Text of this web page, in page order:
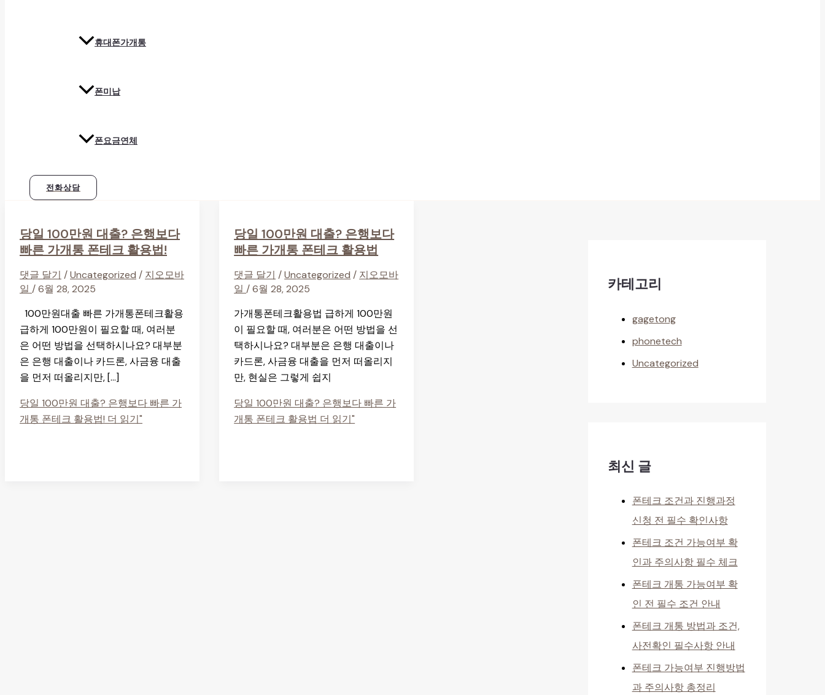
휴대폰가개통
폰미납
폰요금연체
전화상담
당일 100만원 대출? 은행보다
빠른 가개통 폰테크 활용법!
댓글 달기 /Uncategorized / 지오모바
일 /6월 28, 2025
100만원대출 빠른 가개통폰테크활용
급하게 100만원이 필요할 때, 여러분
은 어떤 방법을 선택하시나요? 대부분
은 은행 대출이나 카드론, 사금융 대출
을 먼저 떠올리지만, […]
당일 100만원 대출? 은행보다 빠른 가
개통 폰테크 활용법! 더 읽기"
당일 100만원 대출? 은행보다
빠른 가개통 폰테크 활용법
댓글 달기 /Uncategorized / 지오모바
일/6월 28, 2025
가개통폰테크활용법 급하게 100만원
이 필요할 때, 여러분은 어떤 방법을 선
택하시나요? 대부분은 은행 대출이나
카드론, 사금융 대출을 먼저 떠올리지
만, 현실은 그렇게 쉽지
당일 100만원 대출? 은행보다 빠른 가
개통 폰테크 활용법 더 읽기"
카테고리
gagetong
phonetech
Uncategorized
최신 글
폰테크 조건과 진행과정
신청 전 필수 확인사항
폰테크 조건 가능여부 확
인과 주의사항 필수 체크
폰테크 개통 가능여부 확
인 전 필수 조건 안내
폰테크 개통 방법과 조건,
사전확인 필수사항 안내
폰테크 가능여부 진행방법
과 주의사항 총정리